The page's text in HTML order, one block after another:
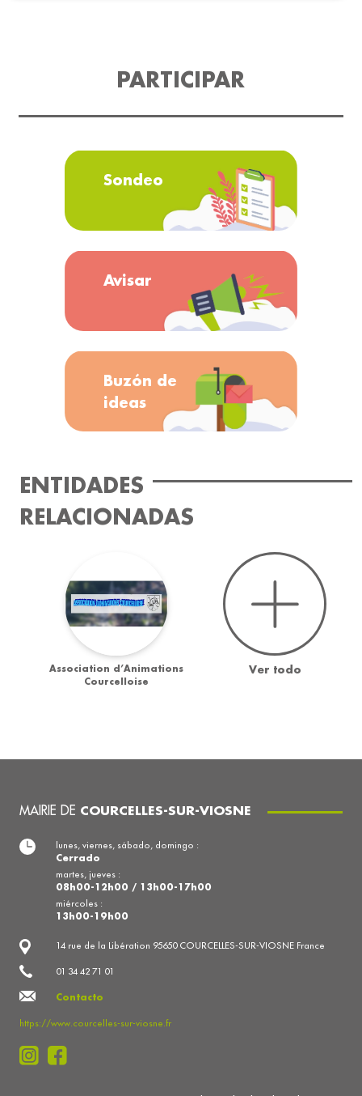
PARTICIPAR
Sondeo
Avisar
Buzón de
ideas
ENTIDADES
RELACIONADAS
Association d’Animations
Courcelloise
Ver todo
MAIRIE DE COURCELLES-SUR-VIOSNE
14 rue de la Libération 95650 COURCELLES-SUR-VIOSNE France
01 34 42 71 01
Contacto
https://www.courcelles-sur-viosne.fr
lunes, viernes, sábado, domingo :
Cerrado
martes, jueves :
08h00-12h00 / 13h00-17h00
miércoles :
13h00-19h00